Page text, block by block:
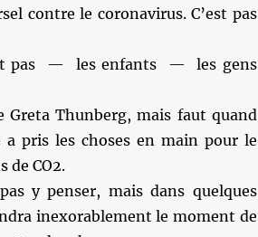
contre le coronavirus. C’est pas
pas — les enfants — les gens
Greta Thunberg, mais faut quand
a pris les choses en main pour le
de CO2.
y penser, mais dans quelques
inexorablement le moment de